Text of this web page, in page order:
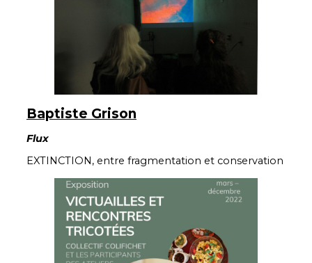
Baptiste Grison
Flux
EXTINCTION, entre fragmentation et conservation